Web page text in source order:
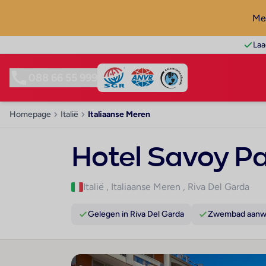
Homepage Italië Italiaanse Meren
Hotel Savoy
Italië , Italiaanse Meren , Riva Del Garda
Gelegen in Riva Del Garda Zwembad